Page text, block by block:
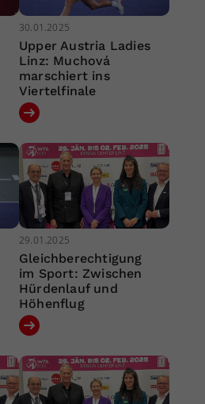
30.01.2025
Upper Austria Ladies
Linz: Muchová
marschiert ins
Viertelfinale
29.01.2025
Gleichberechtigung
im Sport: Zwischen
Hürdenlauf und
Höhenflug